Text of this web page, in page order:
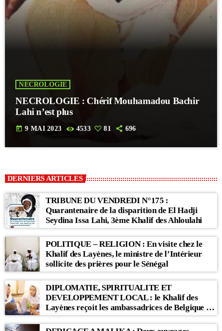
NECROLOGIE
NECROLOGIE : Chérif Mouhamadou Bachir
Lahi n’est plus
today 9 MAI 2023 4533 81 696
DERNIERS ARTICLES
TRIBUNE DU VENDREDI N°175 :
Quarantenaire de la disparition de El Hadji
Seydina Issa Lahi, 3ème Khalif des Ahloulahi
POLITIQUE – RELIGION : En visite chez le
Khalif des Layènes, le ministre de l’Intérieur
sollicite des prières pour le Sénégal
DIPLOMATIE, SPIRITUALITE ET
DEVELOPPEMENT LOCAL : le Khalif des
Layènes reçoit les ambassadrices de Belgique et
des Pays-Bas